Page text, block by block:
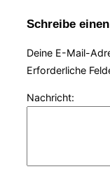
Schreibe
Deine E-Mail-
Erforderliche
Nachricht: